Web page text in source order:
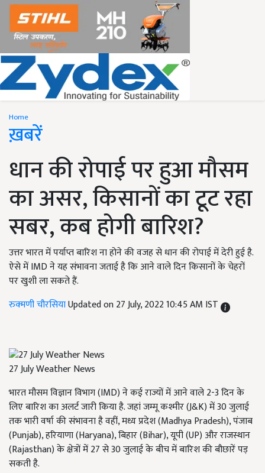
Home
ख़बरें
धान की रोपाई पर हुआ मौसम
का असर, किसानों का टूट रहा
सबर, कब होगी बारिश?
उत्तर भारत में पर्याप्त बारिश ना होने की वजह से धान की रोपाई में देरी हुई है.
ऐसे में IMD ने यह संभावना जताई है कि आने वाले दिन किसानों के चेहरों
पर खुशी ला सकते हैं.
रुक्मणी चौरसियाUpdated on 27 July, 2022 10:45 AM IST
27 July Weather News
भारत मौसम विज्ञान विभाग (IMD) ने कई राज्यों में आने वाले 2-3 दिन के
लिए बारिश का अलर्ट जारी किया है. जहां जम्मू कश्मीर (J&K) में 30 जुलाई
तक भारी वर्षा की संभावना है वहीं, मध्य प्रदेश (Madhya Pradesh), पंजाब
(Punjab), हरियाणा (Haryana), बिहार (Bihar), यूपी (UP) और राजस्थान
(Rajasthan) के क्षेत्रों में 27 से 30 जुलाई के बीच में बारिश की बौछारें पड़
सकती है.